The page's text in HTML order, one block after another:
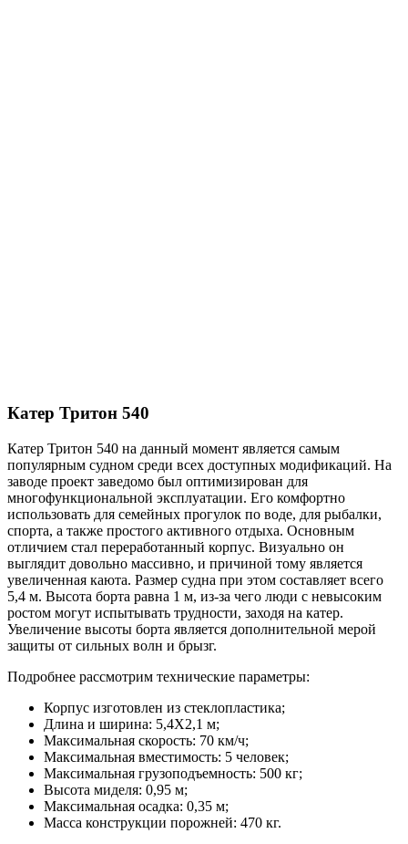
Катер Тритон 540
Катер Тритон 540 на данный момент является самым
популярным судном среди всех доступных модификаций. На
заводе проект заведомо был оптимизирован для
многофункциональной эксплуатации. Его комфортно
использовать для семейных прогулок по воде, для рыбалки,
спорта, а также простого активного отдыха. Основным
отличием стал переработанный корпус. Визуально он
выглядит довольно массивно, и причиной тому является
увеличенная каюта. Размер судна при этом составляет всего
5,4 м. Высота борта равна 1 м, из-за чего люди с невысоким
ростом могут испытывать трудности, заходя на катер.
Увеличение высоты борта является дополнительной мерой
защиты от сильных волн и брызг.
Подробнее рассмотрим технические параметры:
Корпус изготовлен из стеклопластика;
Длина и ширина: 5,4Х2,1 м;
Максимальная скорость: 70 км/ч;
Максимальная вместимость: 5 человек;
Максимальная грузоподъемность: 500 кг;
Высота миделя: 0,95 м;
Максимальная осадка: 0,35 м;
Масса конструкции порожней: 470 кг.